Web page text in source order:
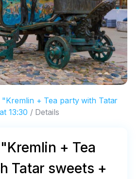
+ Tea party with Tatar
13:30
Details
+ Tea
Tatar sweets +